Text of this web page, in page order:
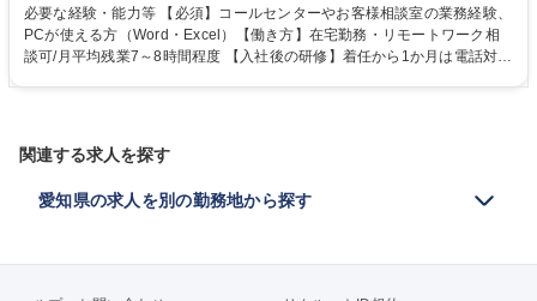
様相談室でのお仕事です。 日々お客様からいただくキリングループへのご
意見を、企業活動に活かしています。お客様からの声に迅速かつ誠意をも
って対応、情報提供するとともにグループ内活動に反映しています。 【具
必要な経験・能力等 【必須】コールセンターやお客様相談室の業務経験、
PCが使える方（Word・Excel）【働き方】在宅勤務・リモートワーク相
談可/月平均残業7～8時間程度 【入社後の研修】着任から1か月は電話対応
う会社として、お客様との出会いを大切にし、磨き上げたホスピタリティ
を込めてコミュニケーションをとりながら広報関連業務を行っておりま
格：
関連する求人を探す
愛知県の求人を別の勤務地から探す